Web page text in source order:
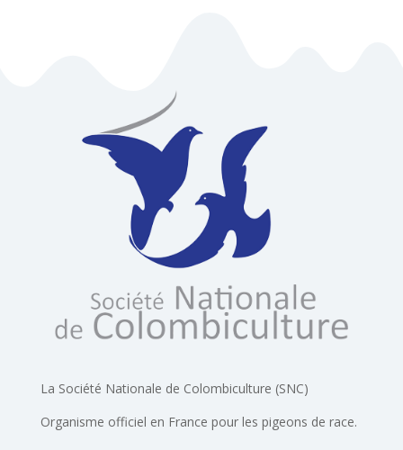
La Société Nationale de Colombiculture (SNC)
Organisme officiel en France pour les pigeons de race.